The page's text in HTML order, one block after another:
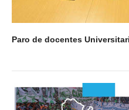
Paro de docentes